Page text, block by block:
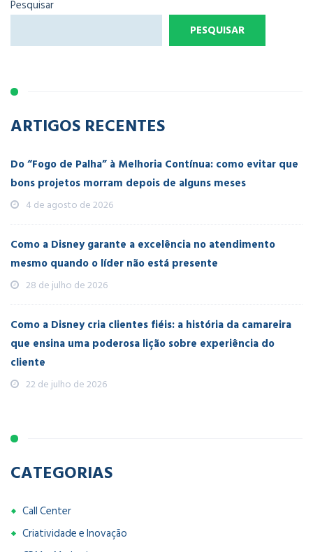
Pesquisar
PESQUISAR
ARTIGOS RECENTES
Do “Fogo de Palha” à Melhoria Contínua: como evitar que
bons projetos morram depois de alguns meses
4 de agosto de 2026
Como a Disney garante a excelência no atendimento
mesmo quando o líder não está presente
28 de julho de 2026
Como a Disney cria clientes fiéis: a história da camareira
que ensina uma poderosa lição sobre experiência do
cliente
22 de julho de 2026
CATEGORIAS
Call Center
Criatividade e Inovação